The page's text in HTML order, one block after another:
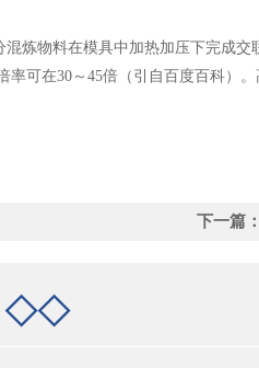
物料在模具中加热加压下完成交
可在30～45倍（引自百度百科）
下一篇：
◇◇